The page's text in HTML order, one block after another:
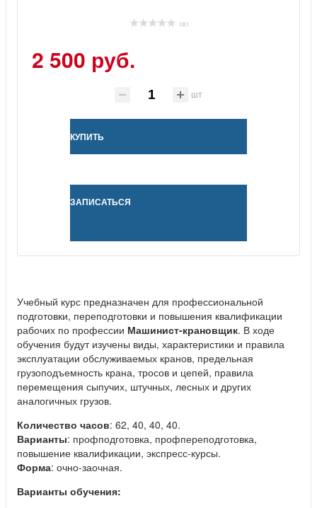
( 0 )
2 500 руб.
шт
КУПИТЬ
ЗАПИСАТЬСЯ
Учебный курс предназначен для профессиональной
подготовки, переподготовки и повышения квалификации
рабочих по профессии Машинист-крановщик. В ходе
обучения будут изучены виды, характеристики и правила
эксплуатации обслуживаемых кранов, предельная
грузоподъемность крана, тросов и цепей, правила
перемещения сыпучих, штучных, лесных и других
аналогичных грузов.
Количество часов: 62, 40, 40, 40.
Варианты: профподготовка, профпереподготовка,
повышение квалификации, экспресс-курсы.
Форма: очно-заочная.
Варианты обучения: